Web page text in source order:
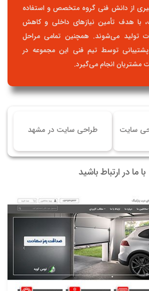
از دانش فنی گروه متخصص و استفاده
با هدف تأمین نیازهای داخلی و کاهش
تولید می‌شوند. همچنین تمامی مراحل
توسط تیم فنی این مجموعه در
مشتریان انجام می‌گیرد.
سایت طراحی سایت در مشهد
با ما در ارتباط باشید